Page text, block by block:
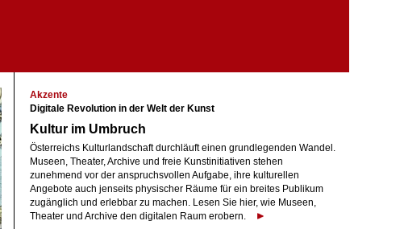
Akzente
Digitale Revolution in der Welt der Kunst
Kultur im Umbruch
Österreichs Kulturlandschaft durchläuft einen grundlegenden Wandel.
Museen, Theater, Archive und freie Kunstinitiativen stehen
zunehmend vor der anspruchsvollen Aufgabe, ihre kulturellen
Angebote auch jenseits physischer Räume für ein breites Publikum
zugänglich und erlebbar zu machen. Lesen Sie hier, wie Museen,
Theater und Archive den digitalen Raum erobern.